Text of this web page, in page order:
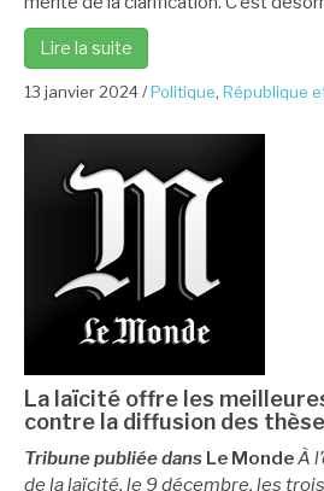
Lire la suite
13 janvier 2024/Politique, République
La laïcité offre les
contre la diffusion des
Tribune publiée dans Le MondeÀ
de la laïcité, le 9 décembre, les